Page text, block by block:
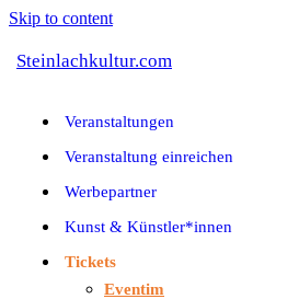
Skip to content
Steinlachkultur.com
Veranstaltungen
Veranstaltung einreichen
Werbepartner
Kunst & Künstler*innen
Tickets
Eventim